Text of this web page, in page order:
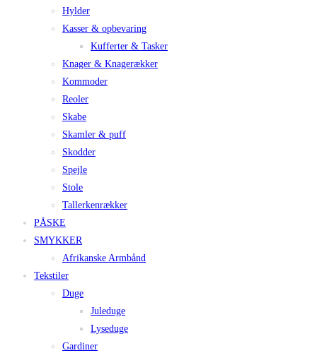
Hylder
Kasser & opbevaring
Kufferter & Tasker
Knager & Knagerækker
Kommoder
Reoler
Skabe
Skamler & puff
Skodder
Spejle
Stole
Tallerkenrækker
PÅSKE
SMYKKER
Afrikanske Armbånd
Tekstiler
Duge
Juleduge
Lyseduge
Gardiner